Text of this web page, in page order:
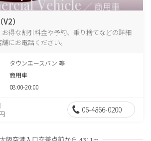
）
得な割引料金や予約、乗り捨てなどの詳細
にお電話ください。
タウンエースバン 等
商用車
08:00-20:00
06-4866-0200